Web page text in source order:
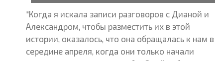
"Когда я искала записи разговоров с Дианой и
Александром, чтобы разместить их в этой
истории, оказалось, что она обращалась к нам в
середине апреля, когда они только начали